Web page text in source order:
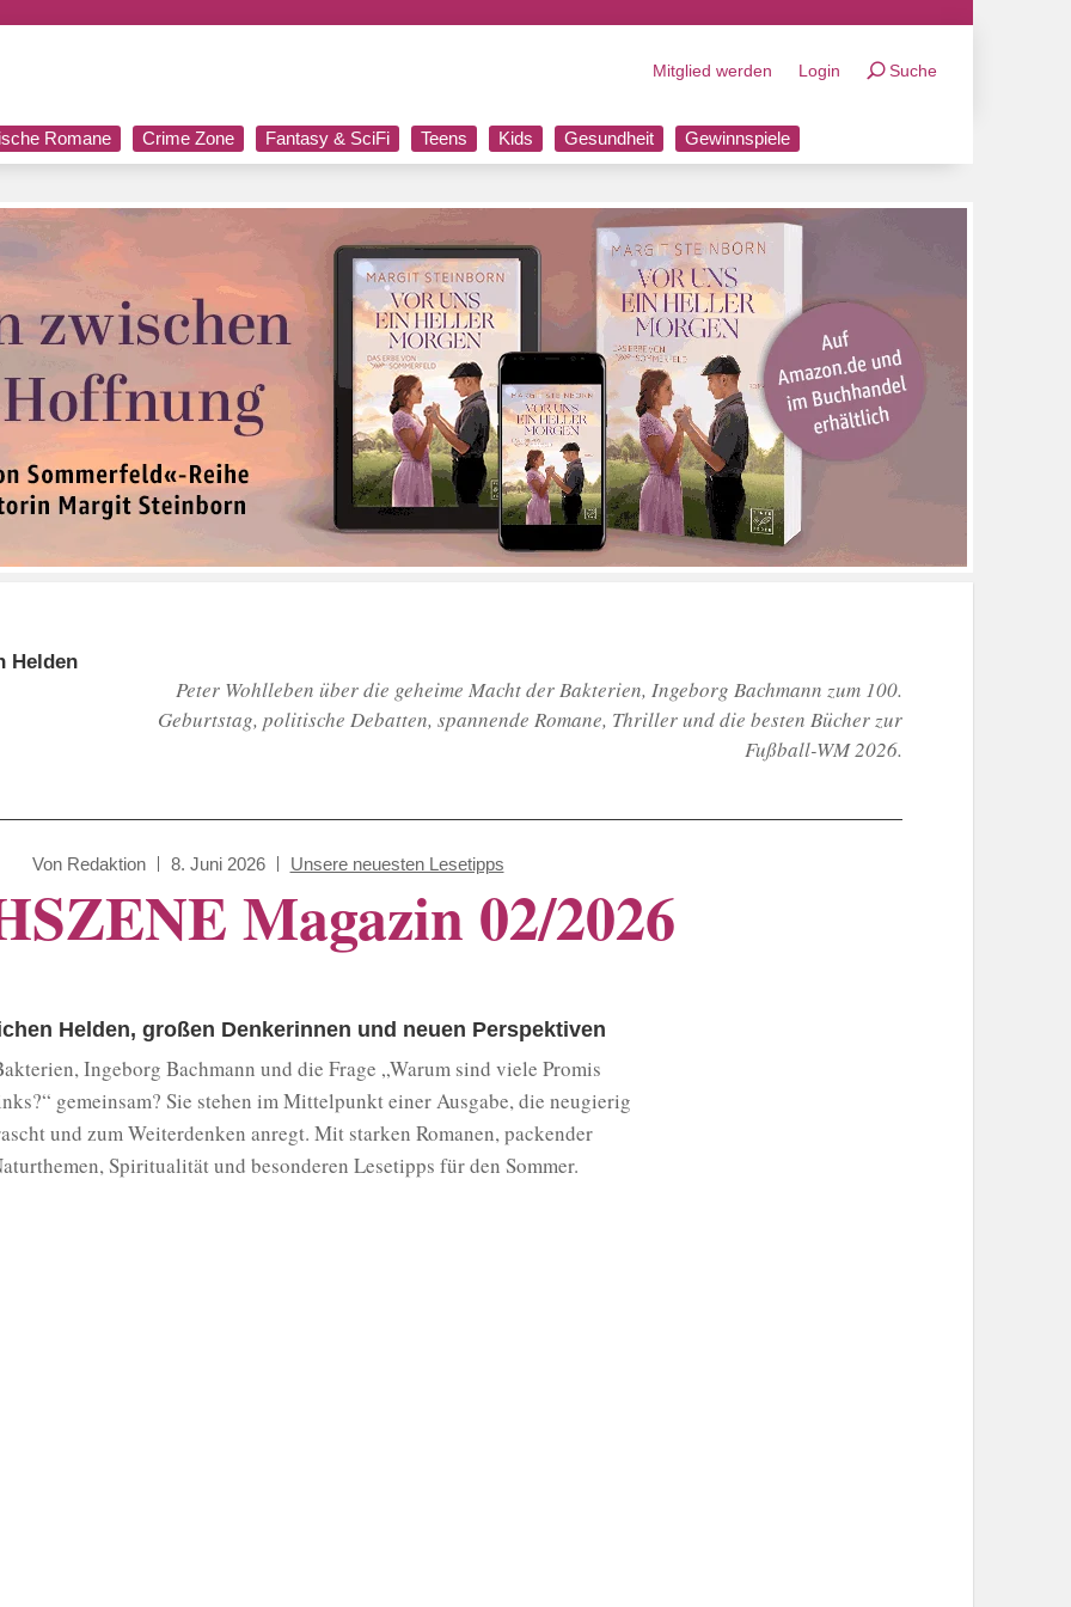
Mitglied werden Login Suche
Romane Crime Zone Fantasy & SciFi Teens Kids Gesundheit Gewinnspiele
Helden
Peter Wohlleben über die geheime Macht der Bakterien, Ingeborg Bachmann zum 100.
Geburtstag, politische Debatten, spannende Romane, Thriller und die besten Bücher zur
Fußball-WM 2026.
Von Redaktion 8. Juni 2026 Unsere neuesten Lesetipps
Magazin 02/2026
Helden, großen Denkerinnen und neuen Perspektiven
Ingeborg Bachmann und die Frage „Warum sind viele Promis
gemeinsam? Sie stehen im Mittelpunkt einer Ausgabe, die neugierig
und zum Weiterdenken anregt. Mit starken Romanen, packender
Spiritualität und besonderen Lesetipps für den Sommer.